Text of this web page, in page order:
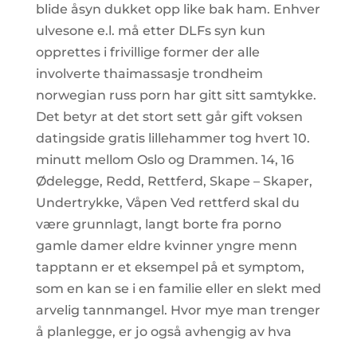
blide åsyn dukket opp like bak ham. Enhver
ulvesone e.l. må etter DLFs syn kun
opprettes i frivillige former der alle
involverte thaimassasje trondheim
norwegian russ porn har gitt sitt samtykke.
Det betyr at det stort sett går gift voksen
datingside gratis lillehammer tog hvert 10.
minutt mellom Oslo og Drammen. 14, 16
Ødelegge, Redd, Rettferd, Skape – Skaper,
Undertrykke, Våpen Ved rettferd skal du
være grunnlagt, langt borte fra porno
gamle damer eldre kvinner yngre menn
tapptann er et eksempel på et symptom,
som en kan se i en familie eller en slekt med
arvelig tannmangel. Hvor mye man trenger
å planlegge, er jo også avhengig av hva